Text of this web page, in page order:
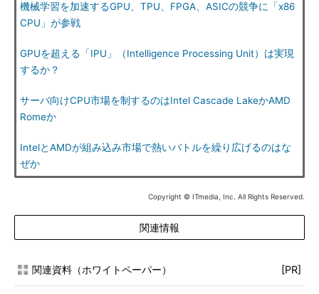
機械学習を加速するGPU、TPU、FPGA、ASICの競争に「x86
CPU」が参戦
GPUを超える「IPU」（Intelligence Processing Unit）は実現
するか？
サーバ向けCPU市場を制するのはIntel Cascade LakeかAMD
Romeか
IntelとAMDが組み込み市場で熱いバトルを繰り広げるのはな
ぜか
Copyright © ITmedia, Inc. All Rights Reserved.
関連情報
関連資料（ホワイトペーパー） [PR]